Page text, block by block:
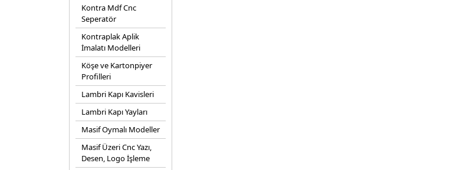
Kontra Mdf Cnc
Seperatör
Kontraplak Aplik
İmalatı Modelleri
Köşe ve Kartonpiyer
Profilleri
Lambri Kapı Kavisleri
Lambri Kapı Yayları
Masif Oymalı Modeller
Masif Üzeri Cnc Yazı,
Desen, Logo İşleme